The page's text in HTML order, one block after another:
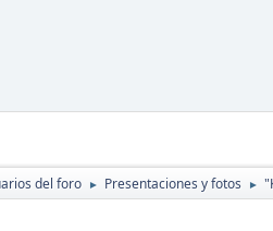
del foro ► Presentaciones y fotos ►